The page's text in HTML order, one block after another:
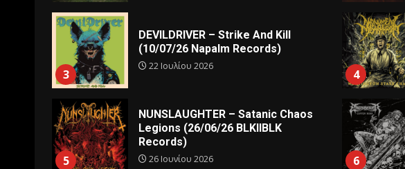
3
DEVILDRIVER – Strike And Kill
(10/07/26 Napalm Records)
22 Ιουλίου 2026
4
5
NUNSLAUGHTER – Satanic Chaos
Legions (26/06/26 BLKIIBLK
Records)
26 Ιουνίου 2026 6